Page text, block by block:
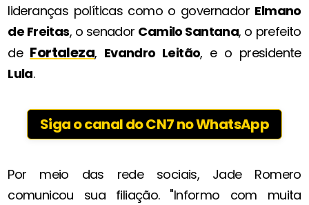
lideranças políticas como o governador Elmano
de Freitas, o senador Camilo Santana, o prefeito
de Fortaleza, Evandro Leitão, e o presidente
Lula.
Siga o canal do CN7 no WhatsApp
Por meio das rede sociais, Jade Romero
comunicou sua filiação. "Informo com muita